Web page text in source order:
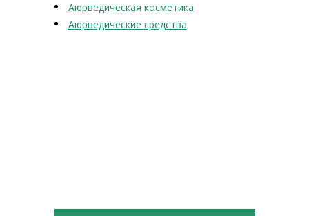
Аюрведическая косметика
Аюрведические средства